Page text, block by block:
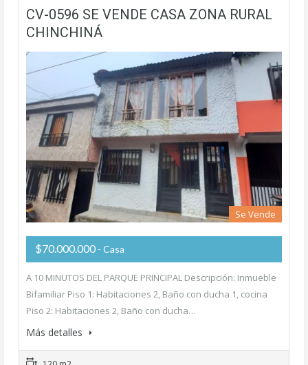
CV-0596 SE VENDE CASA ZONA RURAL
CHINCHINÁ
Se Vende
$70.000.000 - Casa
A 10 MINUTOS DEL PARQUE PRINCIPAL Descripción: Inmueble
Bifamiliar Piso 1: Habitaciones 2, Baño con ducha 1, cocina
Piso 2: Habitaciones 2, Baño con ducha…
Más detalles